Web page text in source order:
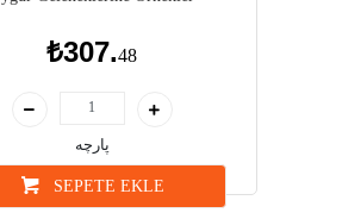
₺307.48
پارچە
SEPETE EKLE